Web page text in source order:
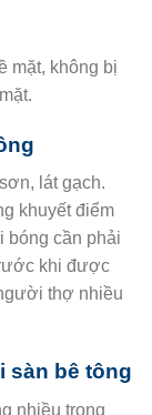
mặt, không bị
lát gạch.
khuyết điểm
bóng cần phải
khi được
thợ nhiều
sàn bê tông
nhiều trong